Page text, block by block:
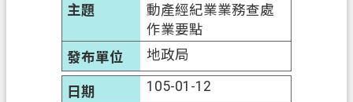
動產經紀業業務查處
作業要點
地政局
105-01-12